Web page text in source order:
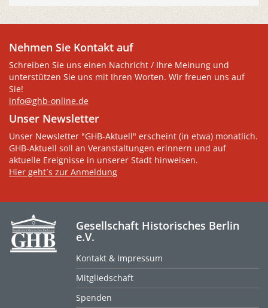
Nehmen Sie Kontakt auf
Schreiben Sie uns einen Nachricht / Ihre Meinung und
unterstützen Sie uns mit Ihren Worten. Wir freuen uns auf
Sie!
info@ghb-online.de
Unser Newsletter
Unser Newsletter "GHB-Aktuell" erscheint (in etwa) monatlich.
GHB-Aktuell soll an Veranstaltungen erinnern und auf
aktuelle Ereignisse in unserer Stadt hinweisen.
Hier geht´s zur Anmeldung
Gesellschaft Historisches Berlin
e.V.
Kontakt & Impressum
Mitgliedschaft
Spenden